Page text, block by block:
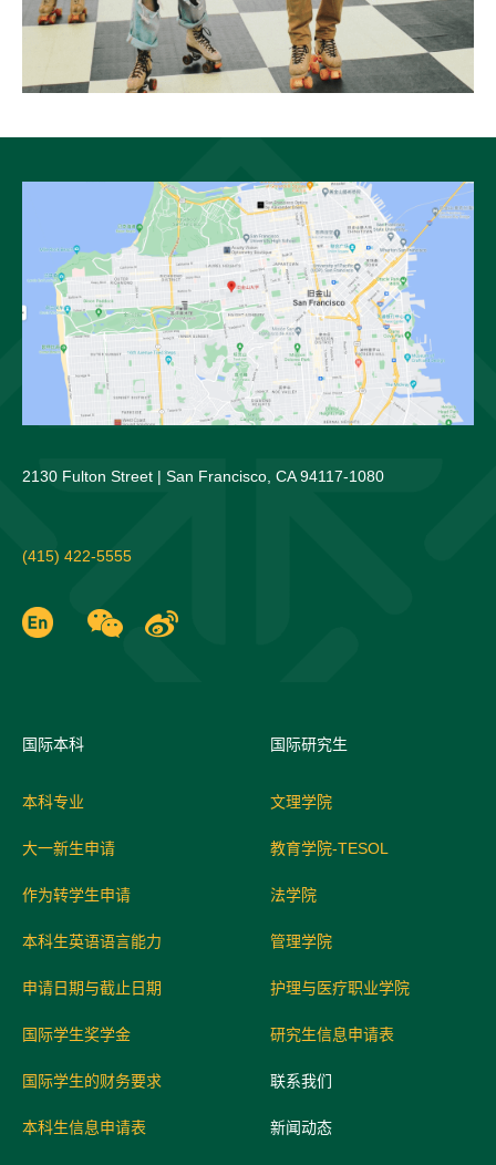
2130 Fulton Street | San Francisco, CA 94117-1080
(415) 422-5555
国际本科
本科专业
大一新生申请
作为转学生申请
本科生英语语言能力
申请日期与截止日期
国际学生奖学金
国际学生的财务要求
本科生信息申请表
国际研究生
文理学院
教育学院-TESOL
法学院
管理学院
护理与医疗职业学院
研究生信息申请表
联系我们
新闻动态